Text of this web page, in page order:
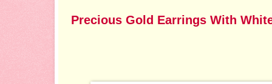
Precious Gold Earrings With